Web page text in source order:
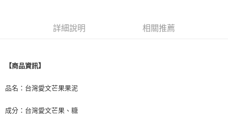
詳細說明 相關推薦
【商品資訊】
品名：台灣愛文芒果果泥
成分：台灣愛文芒果、糖